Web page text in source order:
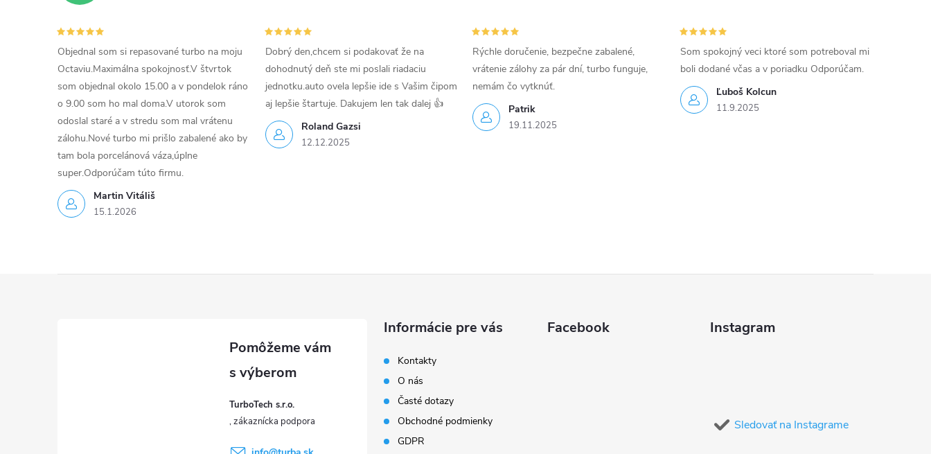
Martin Vitáliš
15.1.2026
Objednal som si repasované turbo na moju
Octaviu.Maximálna spokojnosť.V štvrtok
som objednal okolo 15.00 a v pondelok ráno
o 9.00 som ho mal doma.V utorok som
odoslal staré a v stredu som mal vrátenu
zálohu.Nové turbo mi prišlo zabalené ako by
tam bola porcelánová váza,úplne
super.Odporúčam túto firmu.
Roland Gazsi
12.12.2025
Dobrý den,chcem si podakovať že na
dohodnutý deň ste mi poslali riadaciu
jednotku.auto ovela lepšie ide s Vašim čipom
aj lepšie štartuje. Dakujem len tak dalej 👍
Patrik
19.11.2025
Rýchle doručenie, bezpečne zabalené,
vrátenie zálohy za pár dní, turbo funguje,
nemám čo vytknúť.
Ľuboš Kolcun
11.9.2025
Som spokojný veci ktoré som potreboval mi
boli dodané včas a v poriadku Odporúčam.
TurboTech s.r.o.
Informácie pre vás
Kontakty
O nás
Časté dotazy
Obchodné podmienky
GDPR
Facebook Instagram
Sledovať na Instagrame